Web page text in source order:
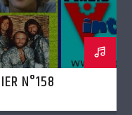
N°158